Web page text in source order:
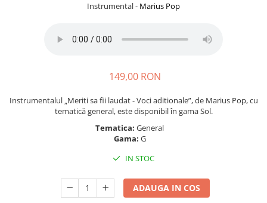
Instrumental - Marius Pop
149,00 RON
Instrumentalul „Meriti sa fii laudat - Voci aditionale”, de Marius Pop, cu
tematică general, este disponibil în gama Sol.
Tematica: General
Gama: G
IN STOC
ADAUGA IN COS